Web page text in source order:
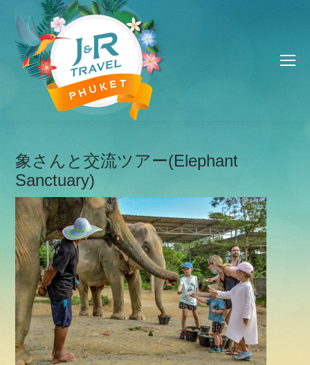
象さんと交流ツアー(Elephant
Sanctuary)